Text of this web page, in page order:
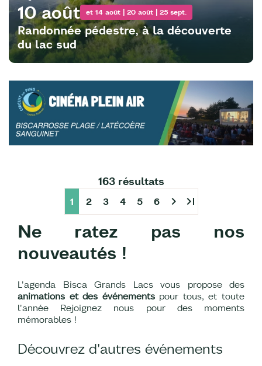
10 août et 14 août | 20 août | 25 sept.
Randonnée pédestre, à la découverte
du lac sud
163 résultats
1 2 3 4 5 6 chevron_right last_page
Ne ratez pas nos
nouveautés !
L'agenda Bisca Grands Lacs vous propose des
animations et des événements pour tous, et toute
l'année Rejoignez nous pour des moments
mémorables !
Découvrez d'autres événements